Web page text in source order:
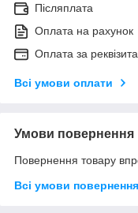
Післяплата
Оплата на рахунок
Оплата за
Всі умови оплати
Умови повернення
Повернення товару
Всі умови повернення